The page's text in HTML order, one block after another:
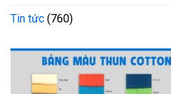
Tin tức (760)